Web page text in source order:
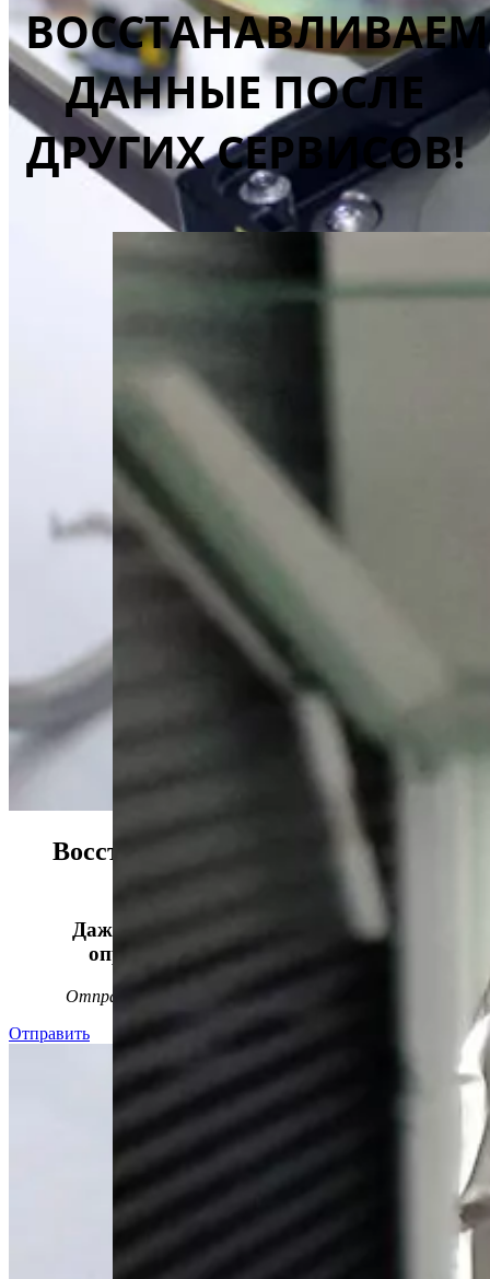
Восстанавливаем данные в 98%
Даже, если носитель информации не
определяется, стучит или пищит.
Отправьте заявку на бесплатную
Отправить
ВОССТАНАВЛИВАЕМ
ДАННЫЕ ПОСЛЕ
ДРУГИХ СЕРВИСОВ!